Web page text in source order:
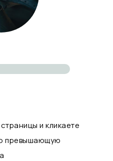
и кликаете
превышающую